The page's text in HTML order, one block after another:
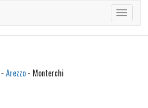
Toggle
- Arezzo - Monterchi